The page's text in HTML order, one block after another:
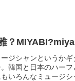
？
ジシャンというか
韓国と日本のハー
いろんなミュージシ